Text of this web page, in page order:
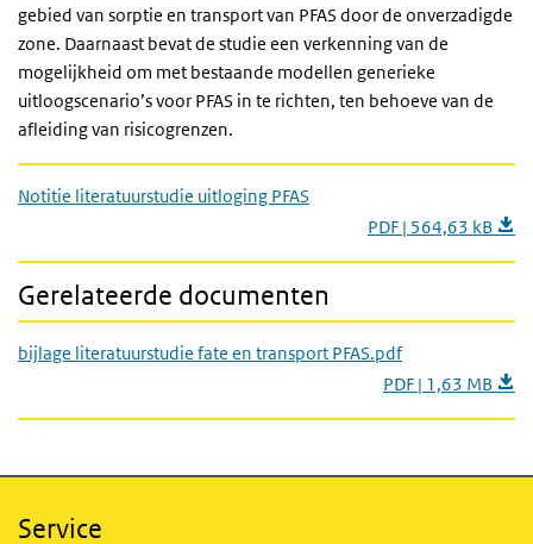
gebied van sorptie en transport van PFAS door de onverzadigde
zone. Daarnaast bevat de studie een verkenning van de
mogelijkheid om met bestaande modellen generieke
uitloogscenario’s voor PFAS in te richten, ten behoeve van de
afleiding van risicogrenzen.
Notitie literatuurstudie uitloging PFAS
PDF | 564,63 kB
Gerelateerde documenten
bijlage literatuurstudie fate en transport PFAS.pdf
PDF | 1,63 MB
Service